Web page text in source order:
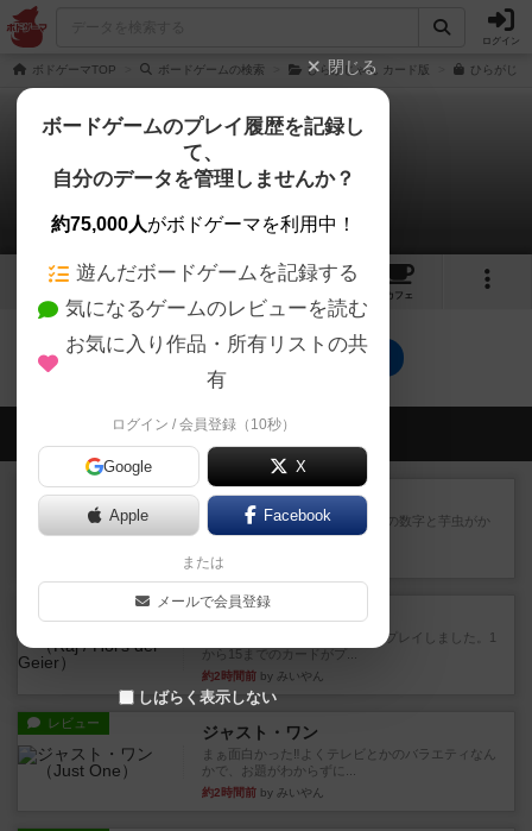
ログイン
ボドゲーマTOP ボードゲームの検索 ひらがじゃん カード版 ひらがじ
ひらがじゃん 牌版
0件のリプレイ日記
6 1 17
カフェ
ひらがじゃん 牌版のトップに戻る
会員の新しい投稿
レビュー ヘックメック
サイコロゲームです1から5までの数字と芋虫がか
かれたダイス。これを振っ...
約2時間前
超有名なゲームですが、初めてプレイしました。1
から15までのカードがプ...
約2時間前 by みいやん
レビュー ジャスト・ワン
まぁ面白かった‼️よくテレビとかのバラエティなん
かで、お題がわからずに...
約2時間前 by みいやん
閉じる
ボードゲームのプレイ履歴を記録し
て、
自分のデータを管理しませんか？
約75,000人がボドゲーマを利用中！
遊んだボードゲームを記録する
気になるゲームのレビューを読む
お気に入り作品・所有リストの共
有
ログイン / 会員登録（10秒）
Google X
Apple Facebook
または
メールで会員登録
しばらく表示しない